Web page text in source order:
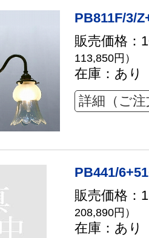
PB811F/3/
販売価格：
113,850円）
在庫：あり
詳細（ご
PB441/
販売価格：
208,890円）
在庫：あり